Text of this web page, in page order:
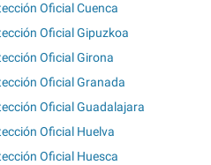
Oficial Cuenca
Oficial Gipuzkoa
Oficial Girona
Oficial Granada
Oficial Guadalajara
Oficial Huelva
Oficial Huesca